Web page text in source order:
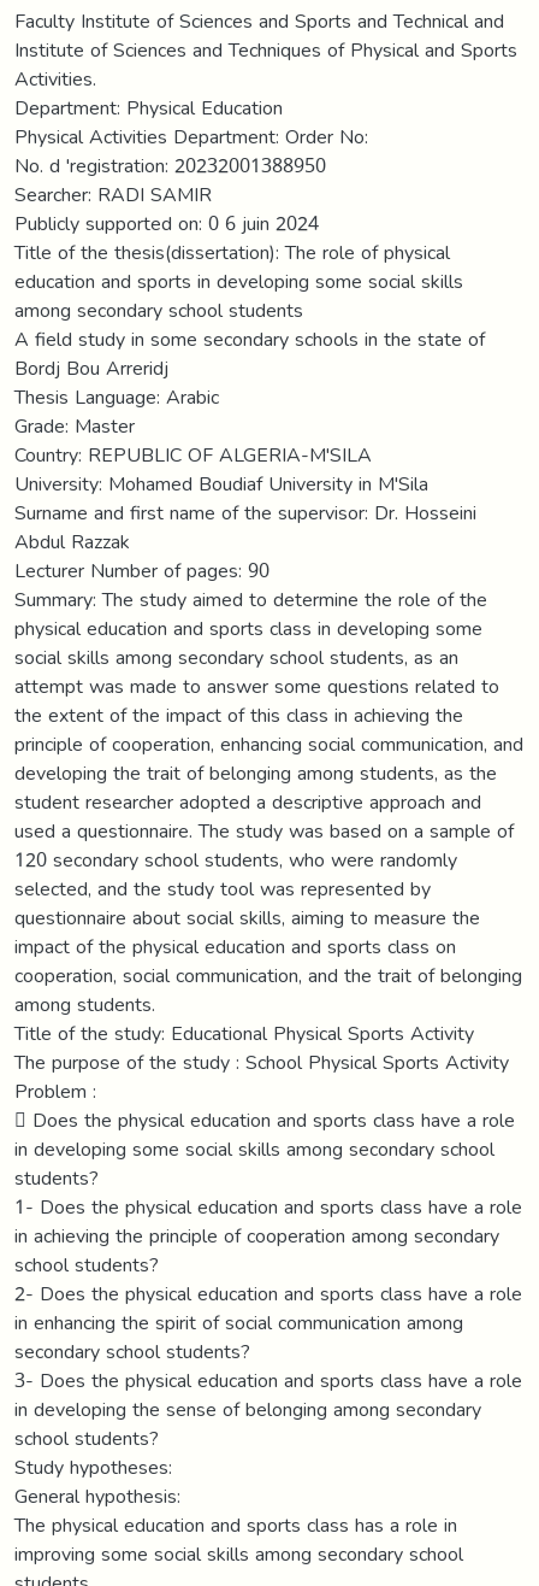
Faculty Institute of Sciences and Sports and Technical and
Institute of Sciences and Techniques of Physical and Sports
Activities.
Department: Physical Education
Physical Activities Department: Order No:
No. d 'registration: 20232001388950
Searcher: RADI SAMIR
Publicly supported on: 0 6 juin 2024
Title of the thesis(dissertation): The role of physical
education and sports in developing some social skills
among secondary school students
A field study in some secondary schools in the state of
Bordj Bou Arreridj
Thesis Language: Arabic
Grade: Master
Country: REPUBLIC OF ALGERIA-M'SILA
University: Mohamed Boudiaf University in M'Sila
Surname and first name of the supervisor: Dr. Hosseini
Abdul Razzak
Lecturer Number of pages: 90
Summary: The study aimed to determine the role of the
physical education and sports class in developing some
social skills among secondary school students, as an
attempt was made to answer some questions related to
the extent of the impact of this class in achieving the
principle of cooperation, enhancing social communication, and
developing the trait of belonging among students, as the
student researcher adopted a descriptive approach and
used a questionnaire. The study was based on a sample of
120 secondary school students, who were randomly
selected, and the study tool was represented by
questionnaire about social skills, aiming to measure the
impact of the physical education and sports class on
cooperation, social communication, and the trait of belonging
among students.
Title of the study: Educational Physical Sports Activity
The purpose of the study : School Physical Sports Activity
Problem :
 Does the physical education and sports class have a role
in developing some social skills among secondary school
students?
1- Does the physical education and sports class have a role
in achieving the principle of cooperation among secondary
school students?
2- Does the physical education and sports class have a role
in enhancing the spirit of social communication among
secondary school students?
3- Does the physical education and sports class have a role
in developing the sense of belonging among secondary
school students?
Study hypotheses:
General hypothesis:
The physical education and sports class has a role in
improving some social skills among secondary school